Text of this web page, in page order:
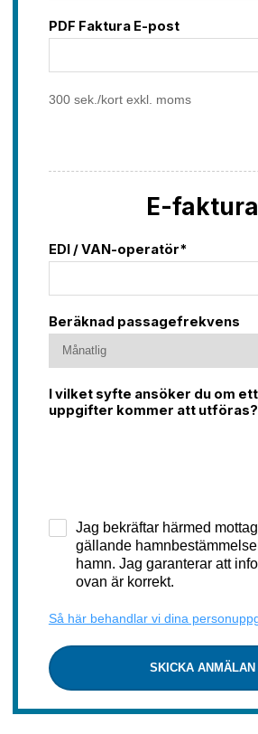
PDF Faktura E-post
300 sek./kort exkl. moms
E-faktura
EDI / VAN-operatör*
Beräknad passagefrekvens
I vilket syfte ansöker du om
uppgifter kommer att
Jag bekräftar härmed
gällande
hamn. Jag garanterar att
ovan är korrekt.
Så här behandlar vi dina
SKICKA ANMÄLAN